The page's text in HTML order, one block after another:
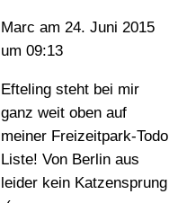
Marc am 24. Juni 2015
um 09:13
Efteling steht bei mir
ganz weit oben auf
meiner Freizeitpark-Todo
Liste! Von Berlin aus
leider kein Katzensprung